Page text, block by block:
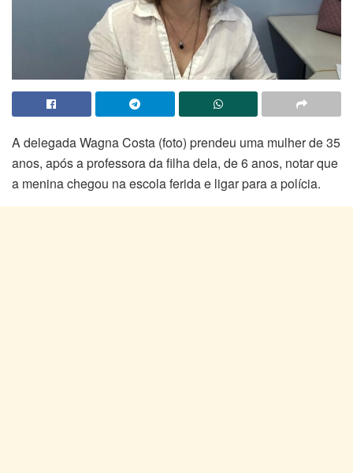
A delegada Wagna Costa (foto) prendeu uma mulher de 35
anos, após a professora da filha dela, de 6 anos, notar que
a menina chegou na escola ferida e ligar para a polícia.